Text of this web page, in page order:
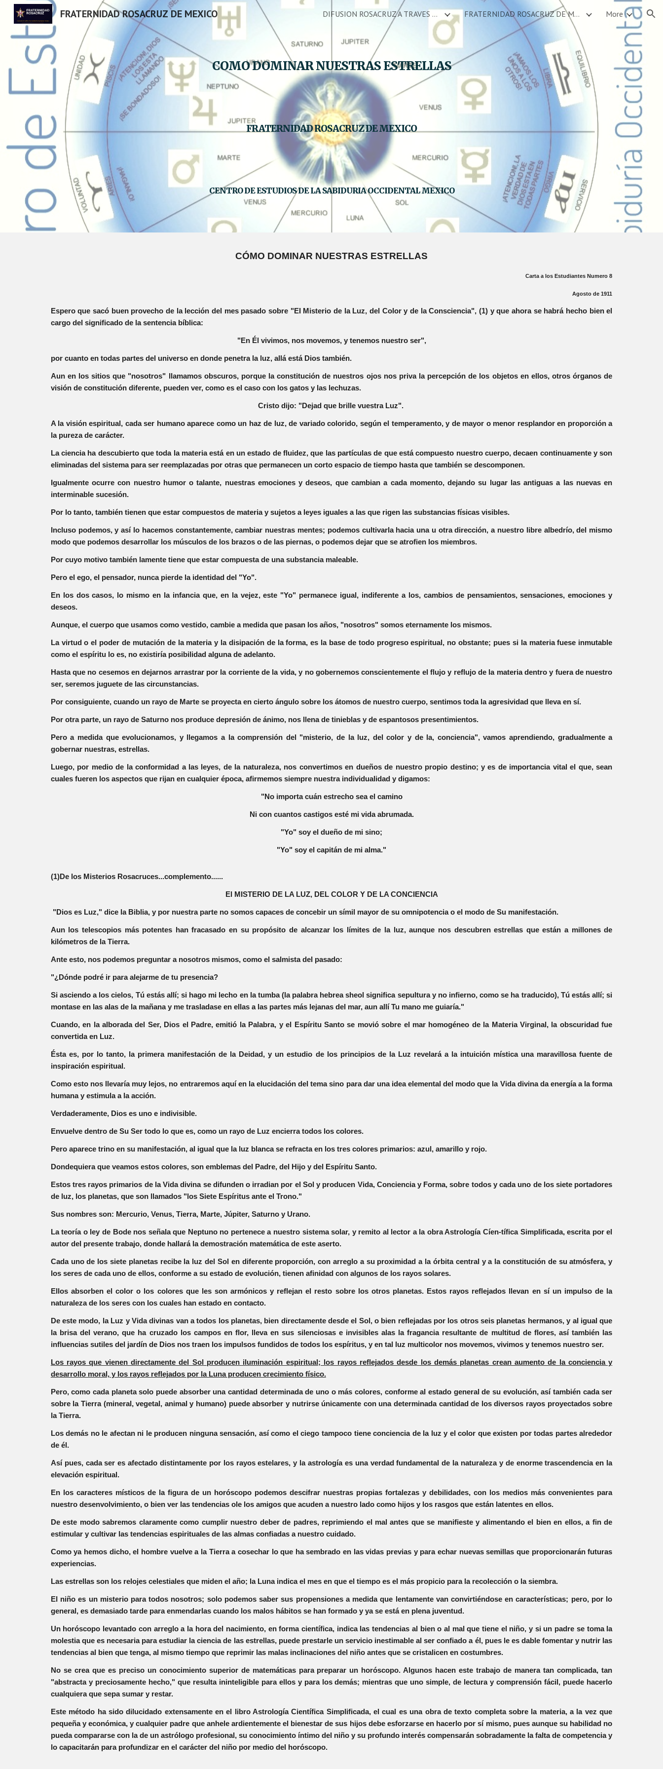
Skip to main content Skip to navigation
FRATERNIDAD ROSACRUZ DE MEXICO DIFUSION ROSACRUZ A TRAVES DE LA FRATERNIDAD ROSACRUZ DE MEXICO FRATERNIDAD ROSACRUZ DE MEXICO SERVICIOS DEVOCIONALES CALENDARIO DE EVENTOS More
COMO DOMINAR NUESTRAS ESTRELLAS
FRATERNIDAD ROSACRUZ DE MEXICO
CENTRO DE ESTUDIOS DE LA SABIDURIA OCCIDENTAL MEXICO
CÓMO DOMINAR NUESTRAS ESTRELLAS
Carta a los Estudiantes Numero 8
Agosto de 1911
Espero que sacó buen provecho de la lección del mes pasado sobre "EI Misterio de la Luz, del Color y de la Consciencia", (1) y que ahora se habrá hecho bien el
cargo del significado de la sentencia bíblica:
"En Él vivimos, nos movemos, y tenemos nuestro ser",
por cuanto en todas partes del universo en donde penetra la luz, allá está Dios también.
Aun en los sitios que "nosotros" llamamos obscuros, porque la constitución de nuestros ojos nos priva la percepción de los objetos en ellos, otros órganos de
visión de constitución diferente, pueden ver, como es el caso con los gatos y las lechuzas.
Cristo dijo: "Dejad que brille vuestra Luz".
A la visión espiritual, cada ser humano aparece como un haz de luz, de variado colorido, según el temperamento, y de mayor o menor resplandor en proporción a
la pureza de carácter.
La ciencia ha descubierto que toda la materia está en un estado de fluidez, que las partículas de que está compuesto nuestro cuerpo, decaen continuamente y son
eliminadas del sistema para ser reemplazadas por otras que permanecen un corto espacio de tiempo hasta que también se descomponen.
Igualmente ocurre con nuestro humor o talante, nuestras emociones y deseos, que cambian a cada momento, dejando su lugar las antiguas a las nuevas en
interminable sucesión.
Por lo tanto, también tienen que estar compuestos de materia y sujetos a leyes iguales a las que rigen las substancias físicas visibles.
Incluso podemos, y así lo hacemos constantemente, cambiar nuestras mentes; podemos cultivarla hacia una u otra dirección, a nuestro libre albedrío, del mismo
modo que podemos desarrollar los músculos de los brazos o de las piernas, o podemos dejar que se atrofien los miembros.
Por cuyo motivo también lamente tiene que estar compuesta de una substancia maleable.
Pero el ego, el pensador, nunca pierde la identidad del "Yo".
En los dos casos, lo mismo en la infancia que, en la vejez, este "Yo" permanece igual, indiferente a los, cambios de pensamientos, sensaciones, emociones y
deseos.
Aunque, el cuerpo que usamos como vestido, cambie a medida que pasan los años, "nosotros" somos eternamente los mismos.
La virtud o el poder de mutación de la materia y la disipación de la forma, es la base de todo progreso espiritual, no obstante; pues si la materia fuese inmutable
como el espíritu lo es, no existiría posibilidad alguna de adelanto.
Hasta que no cesemos en dejarnos arrastrar por la corriente de la vida, y no gobernemos conscientemente el flujo y reflujo de la materia dentro y fuera de nuestro
ser, seremos juguete de las circunstancias.
Por consiguiente, cuando un rayo de Marte se proyecta en cierto ángulo sobre los átomos de nuestro cuerpo, sentimos toda la agresividad que lleva en sí.
Por otra parte, un rayo de Saturno nos produce depresión de ánimo, nos llena de tinieblas y de espantosos presentimientos.
Pero a medida que evolucionamos, y llegamos a la comprensión del "misterio, de la luz, del color y de la, conciencia", vamos aprendiendo, gradualmente a
gobernar nuestras, estrellas.
Luego, por medio de la conformidad a las leyes, de la naturaleza, nos convertimos en dueños de nuestro propio destino; y es de importancia vital el que, sean
cuales fueren los aspectos que rijan en cualquier época, afirmemos siempre nuestra individualidad y digamos:
"No importa cuán estrecho sea el camino
Ni con cuantos castigos esté mi vida abrumada.
"Yo" soy el dueño de mi sino;
"Yo" soy el capitán de mi alma."
(1)De los Misterios Rosacruces...complemento......
El MISTERIO DE LA LUZ, DEL COLOR Y DE LA CONCIENCIA
"Dios es Luz," dice la Biblia, y por nuestra parte no somos capaces de concebir un símil mayor de su omnipotencia o el modo de Su manifestación.
Aun los telescopios más potentes han fracasado en su propósito de alcanzar los límites de la luz, aunque nos descubren estrellas que están a millones de
kilómetros de la Tierra.
Ante esto, nos podemos preguntar a nosotros mismos, como el salmista del pasado:
"¿Dónde podré ir para alejarme de tu presencia?
Si asciendo a los cielos, Tú estás allí; si hago mi lecho en la tumba (la palabra hebrea sheol significa sepultura y no infierno, como se ha traducido), Tú estás allí; si
montase en las alas de la mañana y me trasladase en ellas a las partes más lejanas del mar, aun allí Tu mano me guiaría."
Cuando, en la alborada del Ser, Dios el Padre, emitió la Palabra, y el Espíritu Santo se movió sobre el mar homogéneo de la Materia Virginal, la obscuridad fue
convertida en Luz.
Ésta es, por lo tanto, la primera manifestación de la Deidad, y un estudio de los principios de la Luz revelará a la intuición mística una maravillosa fuente de
inspiración espiritual.
Como esto nos llevaría muy lejos, no entraremos aquí en la elucidación del tema sino para dar una idea elemental del modo que la Vida divina da energía a la forma
humana y estimula a la acción.
Verdaderamente, Dios es uno e indivisible.
Envuelve dentro de Su Ser todo lo que es, como un rayo de Luz encierra todos los colores.
Pero aparece trino en su manifestación, al igual que la luz blanca se refracta en los tres colores primarios: azul, amarillo y rojo.
Dondequiera que veamos estos colores, son emblemas del Padre, del Hijo y del Espíritu Santo.
Estos tres rayos primarios de la Vida divina se difunden o irradian por el Sol y producen Vida, Conciencia y Forma, sobre todos y cada uno de los siete portadores
de luz, los planetas, que son llamados "los Siete Espíritus ante el Trono."
Sus nombres son: Mercurio, Venus, Tierra, Marte, Júpiter, Saturno y Urano.
La teoría o ley de Bode nos señala que Neptuno no pertenece a nuestro sistema solar, y remito al lector a la obra Astrología Cíen-tífica Simplificada, escrita por el
autor del presente trabajo, donde hallará la demostración matemática de este aserto.
Cada uno de los siete planetas recibe la luz del Sol en diferente proporción, con arreglo a su proximidad a la órbita central y a la constitución de su atmósfera, y
los seres de cada uno de ellos, conforme a su estado de evolución, tienen afinidad con algunos de los rayos solares.
Ellos absorben el color o los colores que les son armónicos y reflejan el resto sobre los otros planetas. Estos rayos reflejados llevan en sí un impulso de la
naturaleza de los seres con los cuales han estado en contacto.
De este modo, la Luz y Vida divinas van a todos los planetas, bien directamente desde el Sol, o bien reflejadas por los otros seis planetas hermanos, y al igual que
la brisa del verano, que ha cruzado los campos en flor, lleva en sus silenciosas e invisibles alas la fragancia resultante de multitud de flores, así también las
influencias sutiles del jardín de Dios nos traen los impulsos fundidos de todos los espíritus, y en tal luz multicolor nos movemos, vivimos y tenemos nuestro ser.
Los rayos que vienen directamente del Sol producen iluminación espiritual; los rayos reflejados desde los demás planetas crean aumento de la conciencia y
desarrollo moral, y los rayos reflejados por la Luna producen crecimiento físico.
Pero, como cada planeta solo puede absorber una cantidad determinada de uno o más colores, conforme al estado general de su evolución, así también cada ser
sobre la Tierra (mineral, vegetal, animal y humano) puede absorber y nutrirse únicamente con una determinada cantidad de los diversos rayos proyectados sobre
la Tierra.
Los demás no le afectan ni le producen ninguna sensación, así como el ciego tampoco tiene conciencia de la luz y el color que existen por todas partes alrededor
de él.
Así pues, cada ser es afectado distintamente por los rayos estelares, y la astrología es una verdad fundamental de la naturaleza y de enorme trascendencia en la
elevación espiritual.
En los caracteres místicos de la figura de un horóscopo podemos descifrar nuestras propias fortalezas y debilidades, con los medios más convenientes para
nuestro desenvolvimiento, o bien ver las tendencias ole los amigos que acuden a nuestro lado como hijos y los rasgos que están latentes en ellos.
De este modo sabremos claramente como cumplir nuestro deber de padres, reprimiendo el mal antes que se manifieste y alimentando el bien en ellos, a fin de
estimular y cultivar las tendencias espirituales de las almas confiadas a nuestro cuidado.
Como ya hemos dicho, el hombre vuelve a la Tierra a cosechar lo que ha sembrado en las vidas previas y para echar nuevas semillas que proporcionarán futuras
experiencias.
Las estrellas son los relojes celestiales que miden el año; la Luna indica el mes en que el tiempo es el más propicio para la recolección o la siembra.
El niño es un misterio para todos nosotros; solo podemos saber sus propensiones a medida que lentamente van convirtiéndose en características; pero, por lo
general, es demasiado tarde para enmendarlas cuando los malos hábitos se han formado y ya se está en plena juventud.
Un horóscopo levantado con arreglo a la hora del nacimiento, en forma científica, indica las tendencias al bien o al mal que tiene el niño, y si un padre se toma la
molestia que es necesaria para estudiar la ciencia de las estrellas, puede prestarle un servicio inestimable al ser confiado a él, pues le es dable fomentar y nutrir las
tendencias al bien que tenga, al mismo tiempo que reprimir las malas inclinaciones del niño antes que se cristalicen en costumbres.
No se crea que es preciso un conocimiento superior de matemáticas para preparar un horóscopo. Algunos hacen este trabajo de manera tan complicada, tan
"abstracta y preciosamente hecho," que resulta ininteligible para ellos y para los demás; mientras que uno simple, de lectura y comprensión fácil, puede hacerlo
cualquiera que sepa sumar y restar.
Este método ha sido dilucidado extensamente en el libro Astrología Científica Simplificada, el cual es una obra de texto completa sobre la materia, a la vez que
pequeña y económica, y cualquier padre que anhele ardientemente el bienestar de sus hijos debe esforzarse en hacerlo por sí mismo, pues aunque su habilidad no
pueda compararse con la de un astrólogo profesional, su conocimiento íntimo del niño y su profundo interés compensarán sobradamente la falta de competencia y
lo capacitarán para profundizar en el carácter del niño por medio del horóscopo.